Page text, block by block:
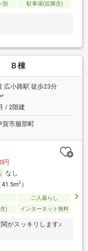
別 駐車場(近隣含)
Ｂ棟
広小路駅 徒歩23分
/ 2階建
賀市服部町
円
なし
2）
二人暮らし
) インターネット無料
がスッキリします♪